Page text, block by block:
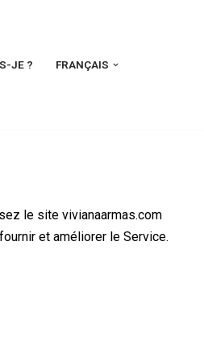
JE ? FRANÇAIS
le site vivianaarmas.com
et améliorer le Service.